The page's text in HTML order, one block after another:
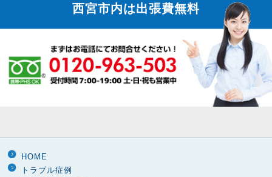
西宮市内は出張費無料
HOME
トラブル症例